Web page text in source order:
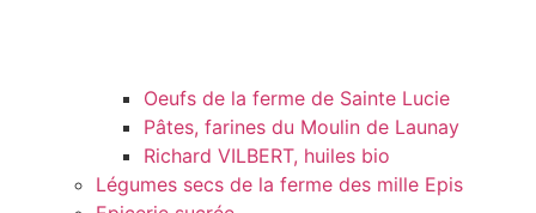
Oeufs de la ferme de Sainte Lucie
Pâtes, farines du Moulin de Launay
Richard VILBERT, huiles bio
Légumes secs de la ferme des mille Epis